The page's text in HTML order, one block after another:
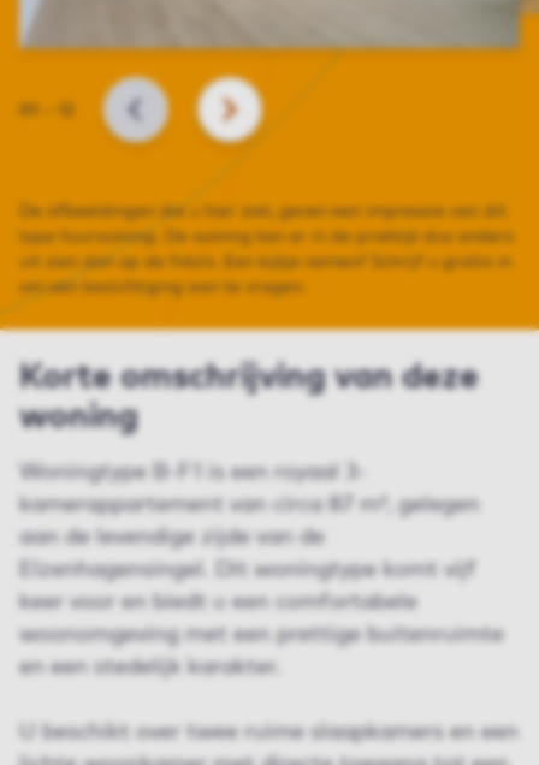
Slide
VORIGE VOLGENDE
De afbeeldingen die u hier ziet, geven een impressie van dit
type huurwoning. De woning kan er in de praktijk dus anders
uit zien dan op de foto’s. Een kijkje nemen? Schrijf u gratis in
om een bezichtiging aan te vragen.
Korte omschrijving van deze
woning
Woningtype B-F1 is een royaal 3-
kamerappartement van circa 87 m², gelegen
aan de levendige zijde van de
Elzenhagensingel. Dit woningtype komt vijf
keer voor en biedt u een comfortabele
woonomgeving met een prettige buitenruimte
en een stedelijk karakter.
U beschikt over twee ruime slaapkamers en een